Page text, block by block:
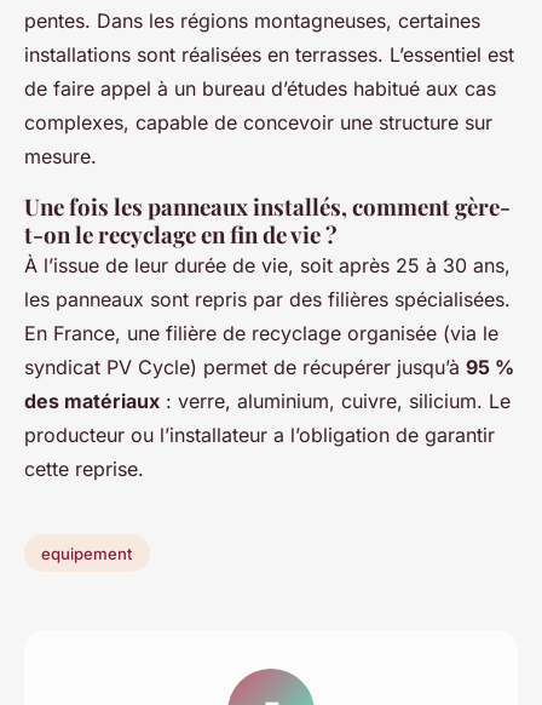
pentes. Dans les régions montagneuses, certaines
installations sont réalisées en terrasses. L’essentiel est
de faire appel à un bureau d’études habitué aux cas
complexes, capable de concevoir une structure sur
mesure.
Une fois les panneaux installés, comment gère-
t-on le recyclage en fin de vie ?
À l’issue de leur durée de vie, soit après 25 à 30 ans,
les panneaux sont repris par des filières spécialisées.
En France, une filière de recyclage organisée (via le
syndicat PV Cycle) permet de récupérer jusqu’à 95 %
des matériaux : verre, aluminium, cuivre, silicium. Le
producteur ou l’installateur a l’obligation de garantir
cette reprise.
equipement